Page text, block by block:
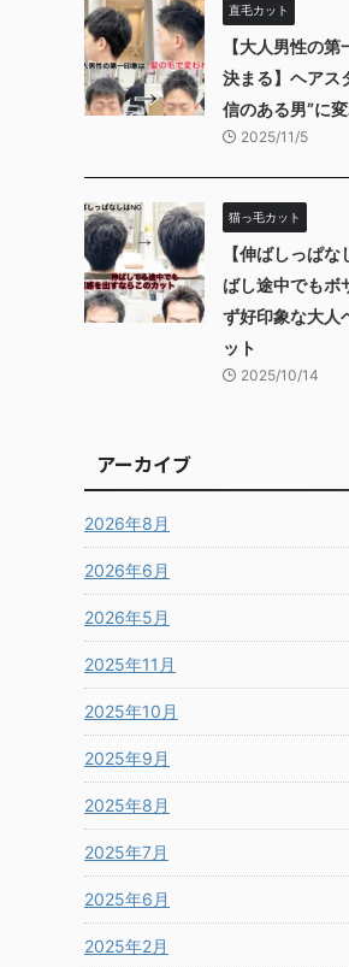
直毛カット
【大人男性の
決まる】ヘアス
信のある男”に
2025/11/5
猫っ毛カット
【伸ばしっぱ
ばし途中でもボ
ず好印象な大人
ット
2025/10/14
アーカイブ
2026年8月
2026年6月
2026年5月
2025年11月
2025年10月
2025年9月
2025年8月
2025年7月
2025年6月
2025年2月